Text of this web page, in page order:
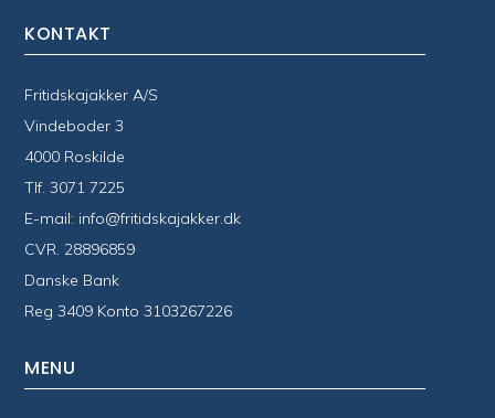
KONTAKT
Fritidskajakker A/S
Vindeboder 3
4000 Roskilde
Tlf.3071 7225
E-mail: info@fritidskajakker.dk
CVR. 28896859
Danske Bank
Reg 3409 Konto 3103267226
MENU